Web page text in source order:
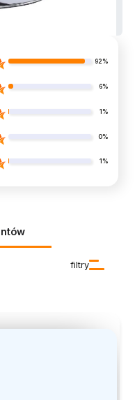
92%
6%
1%
0%
1%
filtry